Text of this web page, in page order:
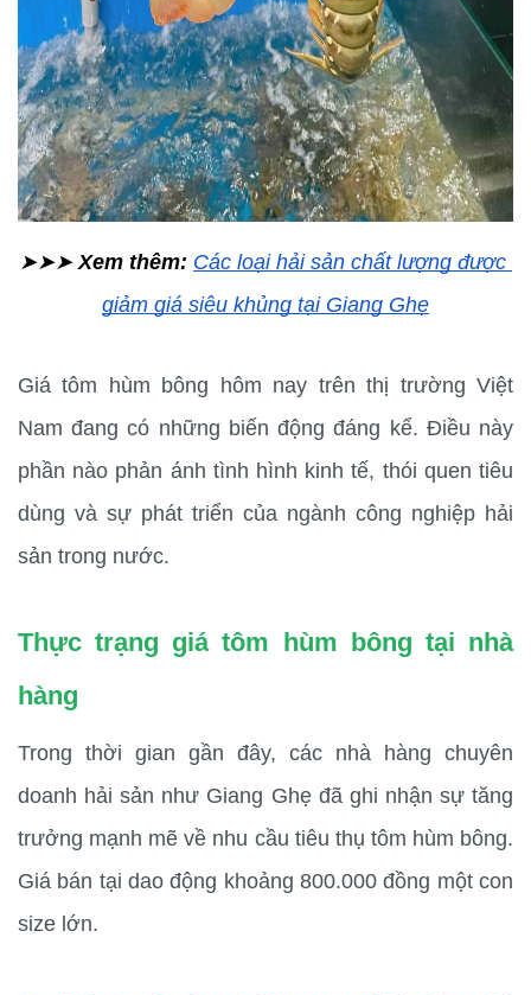
➤➤➤ Xem thêm: Các loại hải sản chất lượng được
giảm giá siêu khủng tại Giang Ghẹ
Giá tôm hùm bông hôm nay trên thị trường Việt
Nam đang có những biến động đáng kể. Điều này
phần nào phản ánh tình hình kinh tế, thói quen tiêu
dùng và sự phát triển của ngành công nghiệp hải
sản trong nước.
Thực trạng giá tôm hùm bông tại nhà
hàng
Trong thời gian gần đây, các nhà hàng chuyên
doanh hải sản như Giang Ghẹ đã ghi nhận sự tăng
trưởng mạnh mẽ về nhu cầu tiêu thụ tôm hùm bông.
Giá bán tại dao động khoảng 800.000 đồng một con
size lớn.